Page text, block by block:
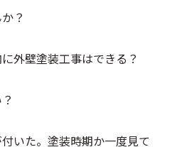
？
外壁塗装工事はできる？
いた。塗装時期か一度見て